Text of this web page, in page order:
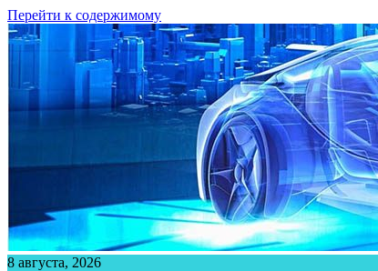
Перейти к содержимому
8 августа, 2026